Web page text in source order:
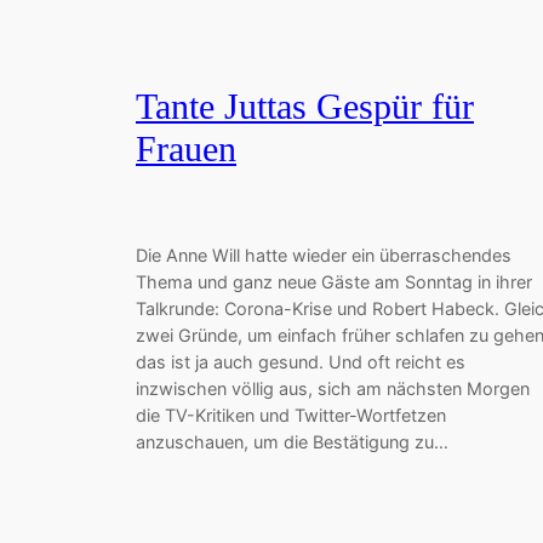
Tante Juttas Gespür für
Frauen
Die Anne Will hatte wieder ein überraschendes
Thema und ganz neue Gäste am Sonntag in ihrer
Talkrunde: Corona-Krise und Robert Habeck.
zwei Gründe, um einfach früher schlafen zu
das ist ja auch gesund. Und oft reicht es
inzwischen völlig aus, sich am nächsten Morgen
die TV-Kritiken und Twitter-Wortfetzen
anzuschauen, um die Bestätigung zu…